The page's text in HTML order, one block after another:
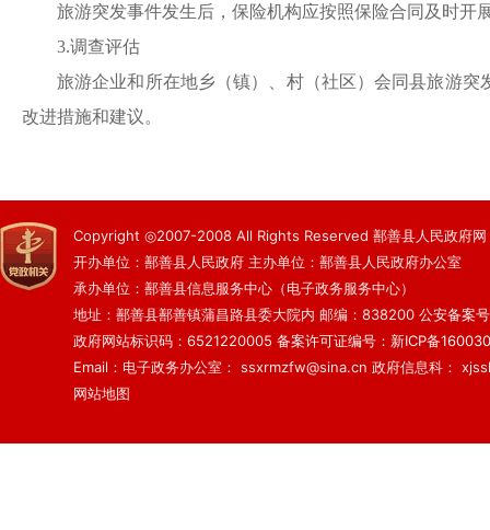
旅游突发事件发生后，保险机构应按照保险合同及时开
3.调查评估
旅游企业和所在地乡（镇）、 村（社区）会同县旅游突
改进措施和建议。
Copyright ◎2007-2008 All Rights Reserved 鄯善县人民政府网
开办单位：鄯善县人民政府 主办单位：鄯善县人民政府办公室
承办单位：鄯善县信息服务中心（电子政务服务中心）
地址：鄯善县鄯善镇蒲昌路县委大院内 邮编：838200 公安备案
政府网站标识码：6521220005 备案许可证编号：新ICP备
Email：电子政务办公室： ssxrmzfw@sina.cn 政府信息科：
网站地图